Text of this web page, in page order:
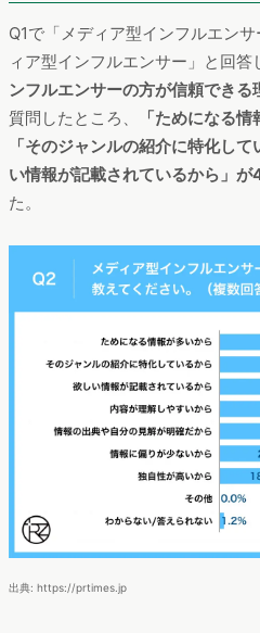
Q1で「メディア型インフルエン
ィア型インフルエンサー」と回答
ンフルエンサーの方が信頼できる
質問したところ、
「ためになる
「そのジャンルの紹介に特化し
い情報が記載されているから」が
た。
出典: https://prtimes.jp